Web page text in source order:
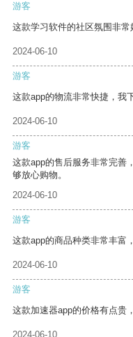
游客
这款学习软件的社区氛围非常
2024-06-10
游客
这款app的物流非常快捷，我
2024-06-10
游客
这款app的售后服务非常完善
够放心购物。
2024-06-10
游客
这款app的商品种类非常丰富
2024-06-10
游客
这款加速器app的价格有点贵
2024-06-10